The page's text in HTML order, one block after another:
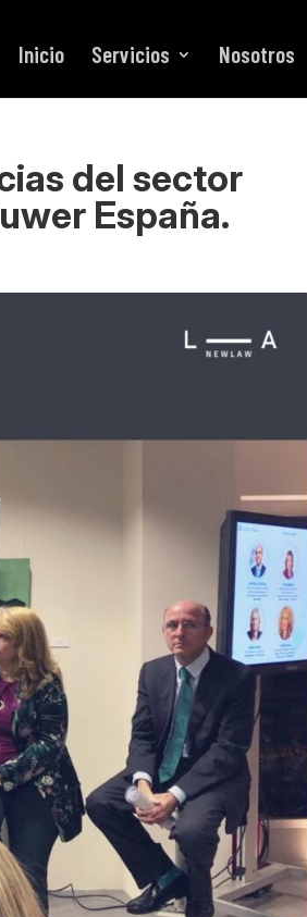
Inicio Servicios Nosotros
del sector
España.